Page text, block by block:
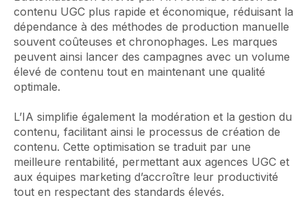
contenu UGC plus rapide et économique, réduisant la
dépendance à des méthodes de production manuelle
souvent coûteuses et chronophages. Les marques
peuvent ainsi lancer des campagnes avec un volume
élevé de contenu tout en maintenant une qualité
optimale.
L’IA simplifie également la modération et la gestion du
contenu, facilitant ainsi le processus de création de
contenu. Cette optimisation se traduit par une
meilleure rentabilité, permettant aux agences UGC et
aux équipes marketing d’accroître leur productivité
tout en respectant des standards élevés.